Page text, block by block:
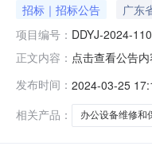
招标｜招标公告 广东
项目编号： DDYJ-2024-
正文内容： 点击查看公告
购需求：编号
室智能平板维
发布时间： 2024-03-25
相关产品：
办公设备维修和